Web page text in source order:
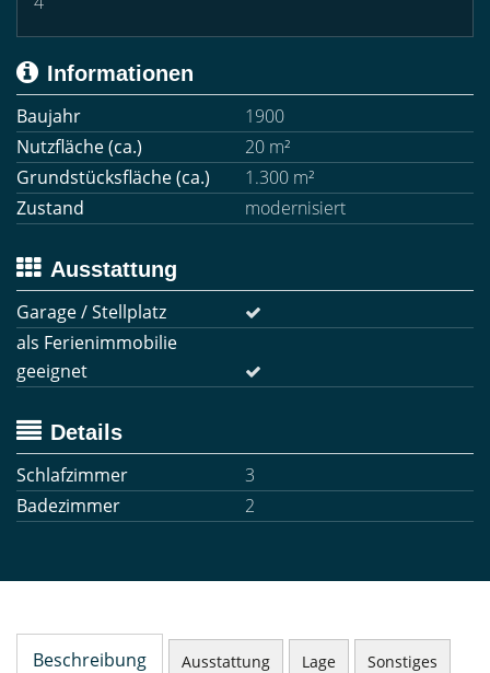
Informationen
Baujahr
1900
Nutzfläche (ca.)
20 m²
Grundstücksfläche (ca.)
1.300 m²
Zustand
modernisiert
Ausstattung
Garage / Stellplatz
als Ferienimmobilie
geeignet
Details
Schlafzimmer
3
Badezimmer
2
Beschreibung Ausstattung Lage Sonstiges